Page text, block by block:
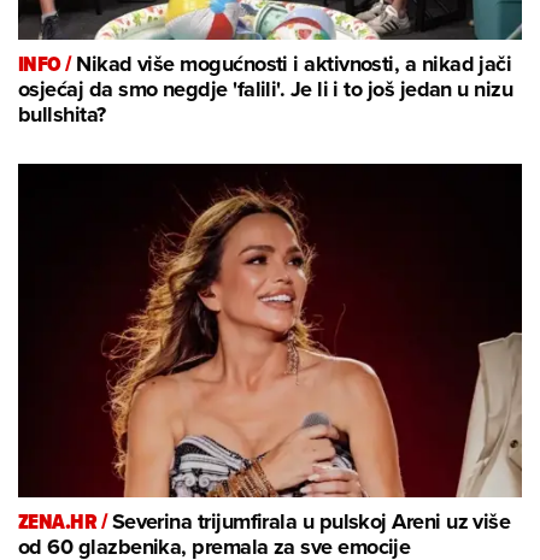
INFO /Nikad više mogućnosti i aktivnosti, a nikad jači
osjećaj da smo negdje 'falili'. Je li i to još jedan u nizu
bullshita?
ZENA.HR /Severina trijumfirala u pulskoj Areni uz više
od 60 glazbenika, premala za sve emocije